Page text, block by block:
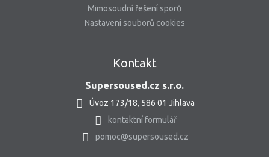
Mimosoudní řešení sporů
Nastavení souborů cookies
Kontakt
Supersoused.cz s.r.o.
Úvoz 173/18, 586 01 Jihlava
kontaktní formulář
pomoc@supersoused.cz